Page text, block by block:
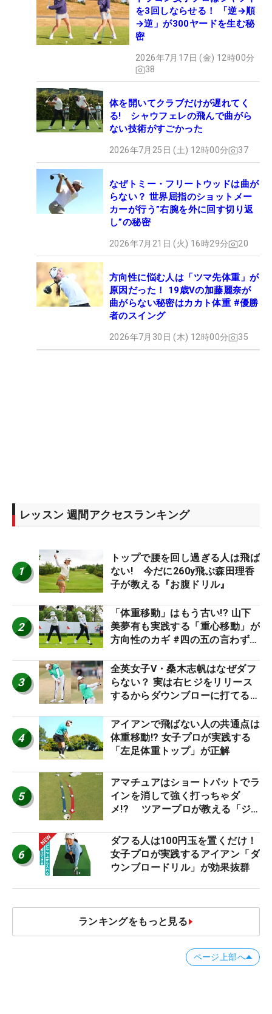
を3回しならせる！ 「逆→順
→逆」が300ヤードを生む秘
密
2026年7月17日 (金) 12時00分
38
体を開いてクラブだけが遅れてく
る! シャウフェレの飛んで曲がら
ない技術がすごかった
2026年7月25日 (土) 12時00分 37
なぜトミー・フリートウッドは曲が
らない？ 世界屈指のショットメー
カーが行う”右腕を外に回す切り返
し”の秘密
2026年7月21日 (火) 16時29分 20
方向性に悩む人は「ツマ先体重」が
原因だった！ 19歳Vの加藤麗奈が
曲がらない秘密はカカト体重 #優勝
者のスイング
2026年7月30日 (木) 12時00分 35
レッスン 週間アクセスランキング
1
トップで腰を回し過ぎる人は飛ば
ない! 今だに260y飛ぶ森田理香
子が教える『お腹ドリル』
2
「体重移動」はもう古い!? 山下
美夢有も実践する「重心移動」が
方向性のカギ #四の五の言わず振
3
全英女子V・桑木志帆はなぜダフ
らない？ 実は右ヒジをリリース
するからダウンブローに打てる #
4
アイアンで飛ばない人の共通点は
体重移動!? 女子プロが実践する
「左足体重トップ」が正解
5
アマチュアはショートパットでラ
インを消して強く打っちゃダ
メ!? ツアープロが教える「ジ
減するワケ
6
ダフる人は100円玉を置くだけ！
女子プロが実践するアイアン「ダ
ウンブロードリル」が効果抜群
ランキングをもっと見る
ページ上部へ